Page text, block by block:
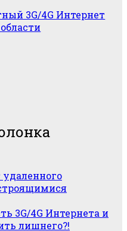
3G/4G Интернет
3G/4G Интернета и
лишнего?!